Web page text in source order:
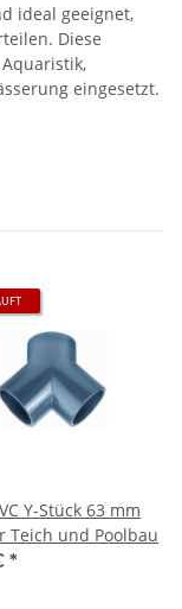
ideal geeignet,
Diese
eingesetzt.
Y-Stück 63 mm
Teich und Poolbau
*